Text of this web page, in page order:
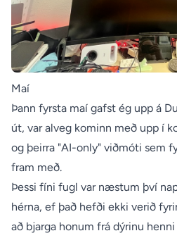
Maí
Þann fyrsta maí gafst ég upp á
út, var alveg kominn með upp í
og þeirra "AI-only" viðmóti sem
fram með.
Þessi fíni fugl var næstum því
hérna, ef það hefði ekki verið
að bjarga honum frá dýrinu